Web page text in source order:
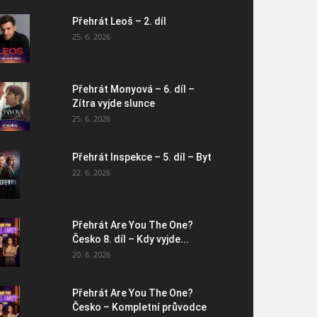
Přehrát Leoš – 2. díl
25. 6. 2026
Přehrát Monyová – 6. díl –
Zítra vyjde slunce
25. 6. 2026
Přehrát Inspekce – 5. díl – Byt
22. 6. 2026
Přehrát Are You The One?
Česko 8. díl – Kdy vyjde...
20. 6. 2026
Přehrát Are You The One?
Česko – Kompletní průvodce